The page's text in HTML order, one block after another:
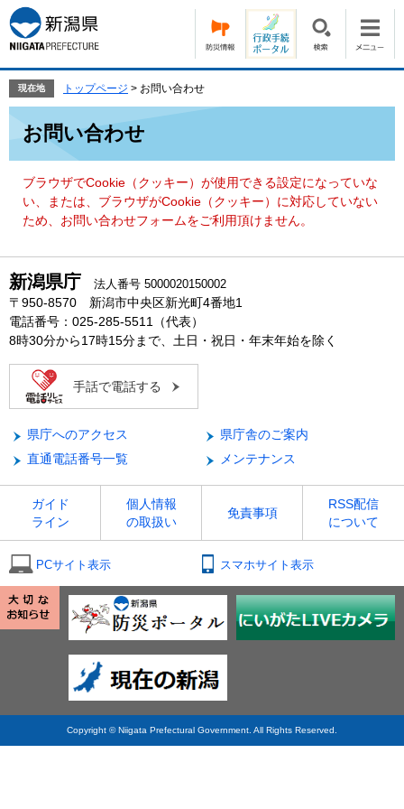
ー
ジ
の
頭
す。
ニ
ュ
ー
飛
て
現在地 トップページ > お問い合わせ
お問い合わせ
ブラウザでCookie（クッキー）が使用できる設定になっていな
い、または、ブラウザがCookie（クッキー）に対応していない
ため、お問い合わせフォームをご利用頂けません。
新潟県庁 法人番号 5000020150002
〒950-8570 新潟市中央区新光町4番地1
電話番号：025-285-5511（代表）
8時30分から17時15分まで、土日・祝日・年末年始を除く
手話で電話する
県庁へのアクセス
県庁舎のご案内
直通電話番号一覧
メンテナンス
ガイド
ライン
個人情報
の取扱い
免責事項
RSS配信
について
PCサイト表示 スマホサイト表示
Copyright © Niigata Prefectural Government. All Rights Reserved.